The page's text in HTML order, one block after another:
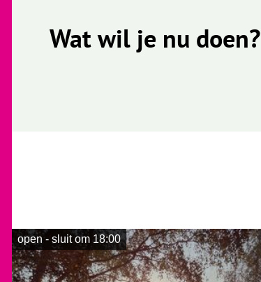
Wat wil je nu doen?
open - sluit om 18:00